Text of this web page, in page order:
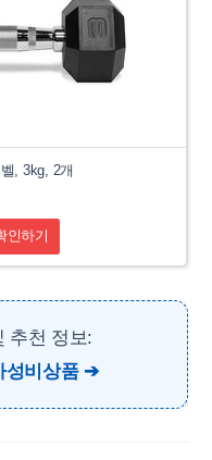
, 3kg, 2개
인하기
추천 정보:
성비상품